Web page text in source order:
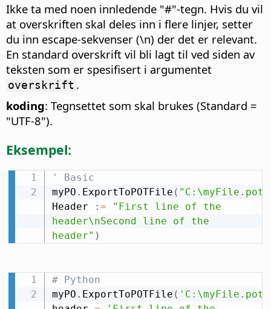
Ikke ta med noen innledende "#"-tegn. Hvis du vil
at overskriften skal deles inn i flere linjer, setter
du inn escape-sekvenser (\n) der det er relevant.
En standard overskrift vil bli lagt til ved siden av
teksten som er spesifisert i argumentet
overskrift .
koding: Tegnsettet som skal brukes (Standard =
"UTF-8").
Eksempel:
' Basic
myPO . ExportToPOTFile ( "C:\myFile.pot"
Header
: =
"First line of the
header\nSecond line of the
header" )
# Python
myPO . ExportToPOTFile ( 'C:\myFile.pot'